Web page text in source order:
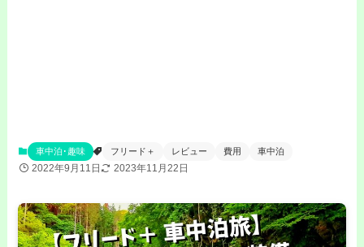
車中泊･趣味 フリード＋ レビュー 費用 車中泊
2022年9月11日 2023年11月22日